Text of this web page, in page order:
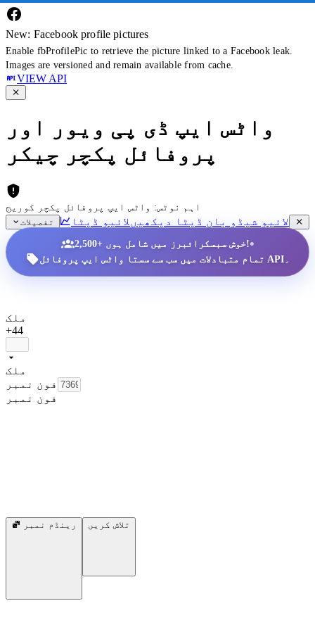
New: Facebook profile pictures
Enable fbProfilePic to retrieve the picture linked to a Facebook leak.
Images are versioned and remain available from cache.
VIEW API
واٹس ایپ ڈی پی ویور اور
پروفائل پکچر چیکر
اہم نوٹس: واٹس ایپ پروفائل پکچر کوریج
تفصیلات
لائیو شیڈو بان ڈیٹا دیکھیں لائیو ڈیٹا
2,500+ خوش سبسکرائبرز میں شامل ہوں!•
تمام متبادلات میں سب سے سستا واٹس ایپ پروفائل API۔
ملک
+44
ملک
فون نمبر
فون نمبر
رینڈم نمبر تلاش کریں